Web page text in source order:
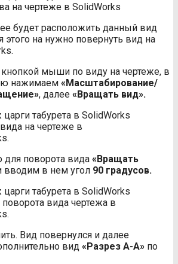
на чертеже в SolidWorks
будет расположить данный вид
этого на нужно повернуть вид на
мыши по виду на чертеже, в
нажимаем «Масштабирование/
, далее «Вращать вид».
на чертеже в
поворота вида «Вращать
вводим в нем угол 90 градусов.
вида чертежа в
Вид повернулся и далее
вид «Разрез А-А» по